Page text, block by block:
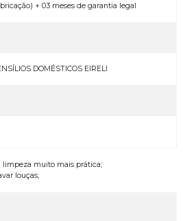
+ 03 meses de garantia legal
DOMÉSTICOS EIRELI
limpeza muito mais prática;
louças;